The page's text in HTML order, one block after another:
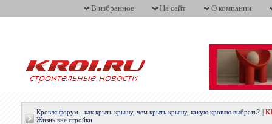
В избранное На сайт О компании
Кровля форум - как крыть крышу, чем крыть крышу, какую кровлю выбрать?
Жизнь вне стройки